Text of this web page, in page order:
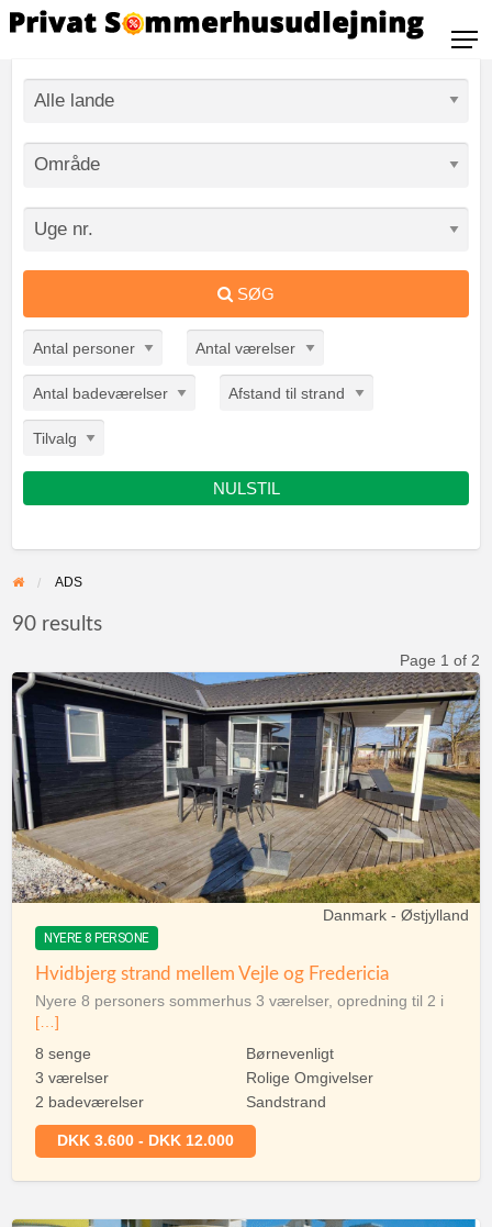
SØG
Antal personer Antal værelser
Antal badeværelser Afstand til strand
Tilvalg
NULSTIL
ADS
90 results
Page 1 of 2
NYERE 8 PERSONE
Danmark - Østjylland
Hvidbjerg strand mellem Vejle og Fredericia
Nyere 8 personers sommerhus 3 værelser, opredning til 2 i
[…]
8 senge
3 værelser
2 badeværelser
Børnevenligt
Rolige Omgivelser
Sandstrand
DKK 3.600 - DKK 12.000